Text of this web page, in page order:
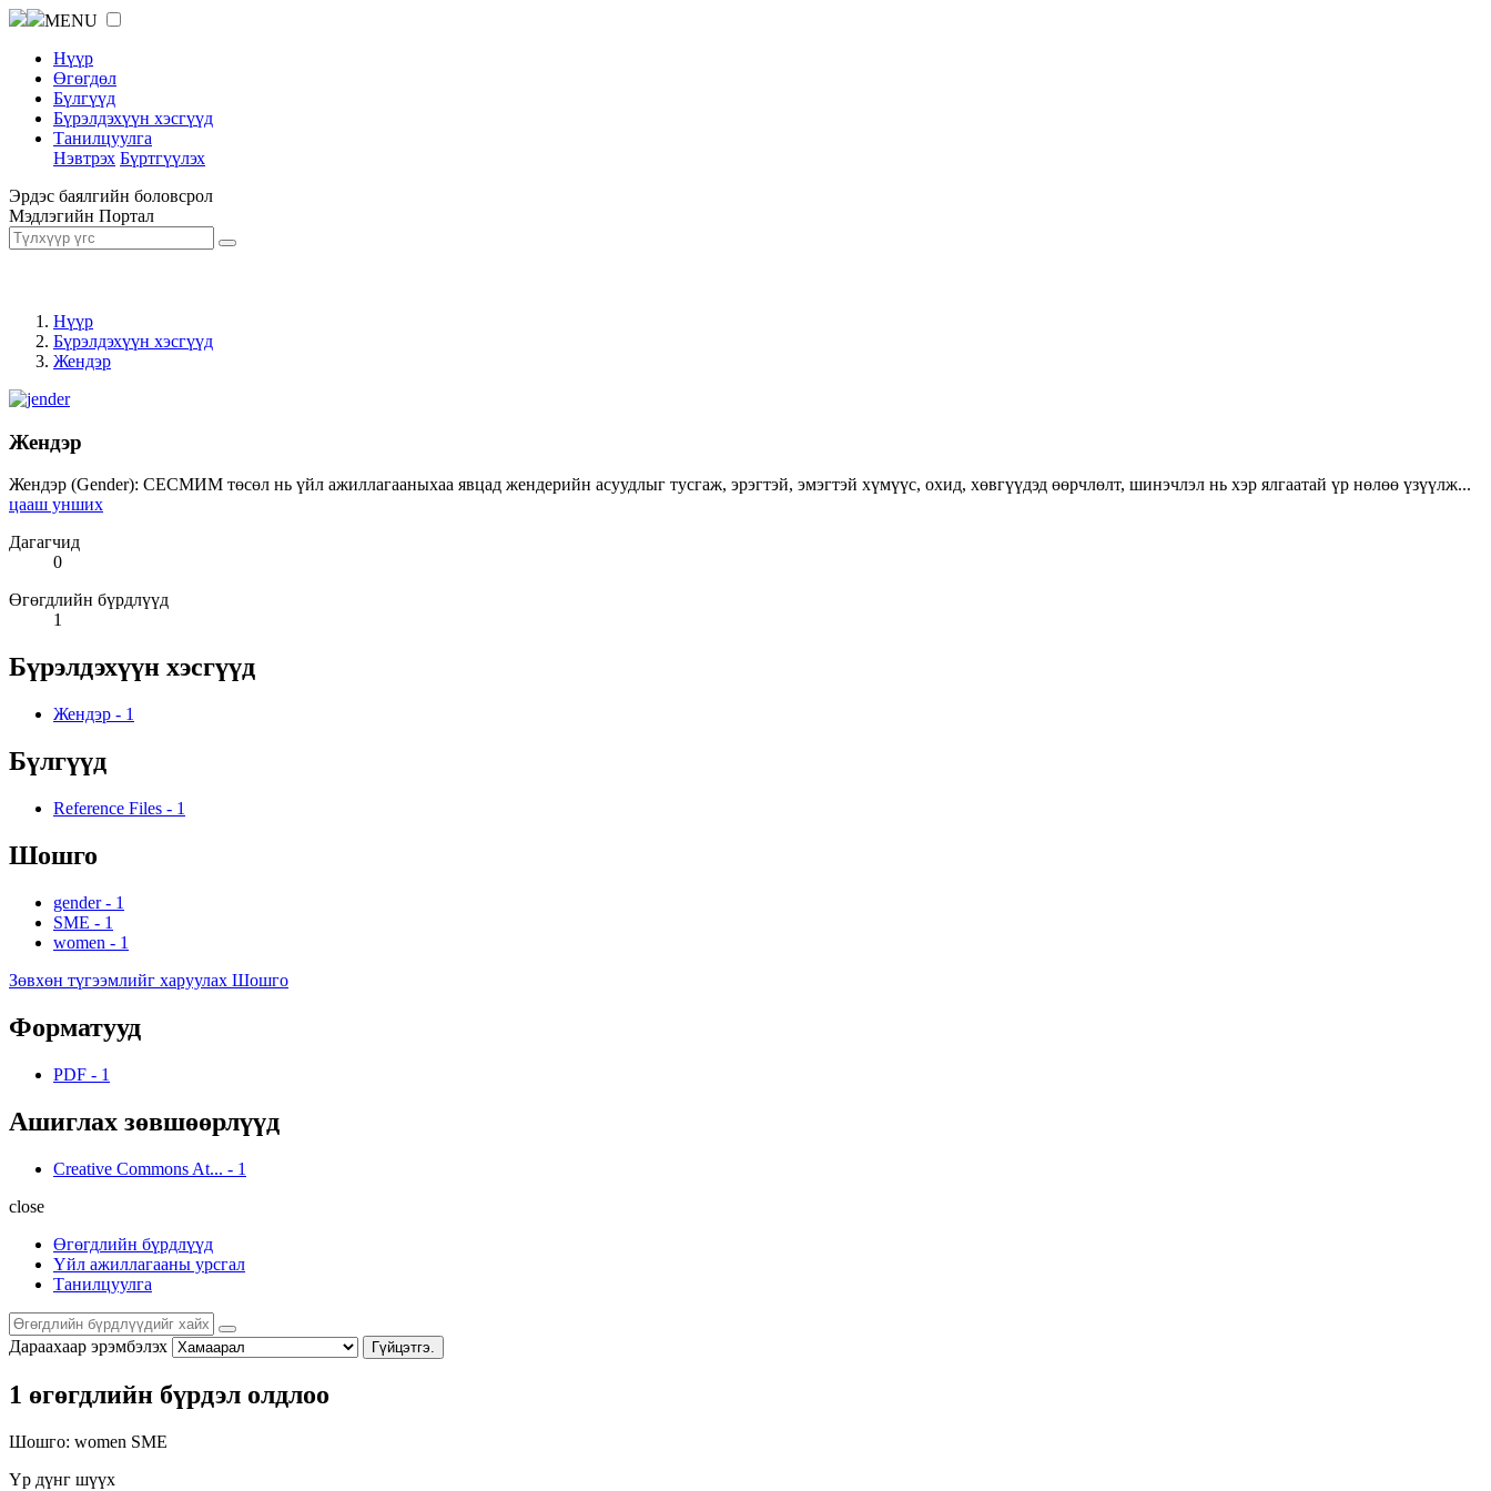
MENU
Нүүр
Өгөгдөл
Бүлгүүд
Бүрэлдэхүүн хэсгүүд
Танилцуулга
Нэвтрэх Бүртгүүлэх
Эрдэс баялгийн боловсрол
Мэдлэгийн Портал
Нүүр
Бүрэлдэхүүн хэсгүүд
Жендэр
Жендэр
Жендэр (Gender): СЕСМИМ төсөл нь үйл ажиллагааныхаа явцад жендерийн асуудлыг тусгаж, эрэгтэй, эмэгтэй хүмүүс, охид, хөвгүүдэд өөрчлөлт, шинэчлэл нь хэр ялгаатай үр нөлөө үзүүлж...
цааш унших
Дагагчид
0
Өгөгдлийн бүрдлүүд
1
Бүрэлдэхүүн хэсгүүд
Жендэр - 1
Бүлгүүд
Reference Files - 1
Шошго
gender - 1
SME - 1
women - 1
Зөвхөн түгээмлийг харуулах Шошго
Форматууд
PDF - 1
Ашиглах зөвшөөрлүүд
Creative Commons At... - 1
close
Өгөгдлийн бүрдлүүд
Үйл ажиллагааны урсгал
Танилцуулга
Дараахаар эрэмбэлэх Гүйцэтгэ.
1 өгөгдлийн бүрдэл олдлоо
Шошго: women SME
Үр дүнг шүүх